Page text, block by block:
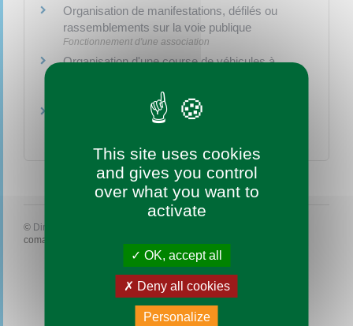
Organisation de manifestations, défilés ou
rassemblements sur la voie publique
Fonctionnement d'une association
Organisation d'une course de véhicules à
Fonctionnement d'une association
Organisation d'une course cycliste sur la voie
© Direction de l'information légale et administrative
comarquage developpé par
This site uses cookies
and gives you control
over what you want to
activate
OK, accept all
Deny all cookies
Personalize